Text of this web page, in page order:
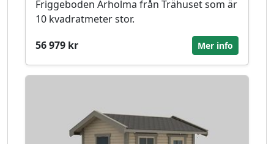
Friggeboden Arholma från Trähuset som är
10 kvadratmeter stor.
56 979 kr
Mer info